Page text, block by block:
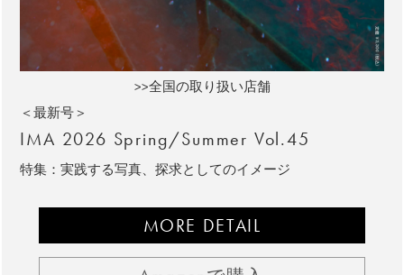
>>全国の取り扱い店舗
＜最新号＞
IMA 2026 Spring/Summer Vol.45
特集：実践する写真、探求としてのイメージ
MORE DETAIL